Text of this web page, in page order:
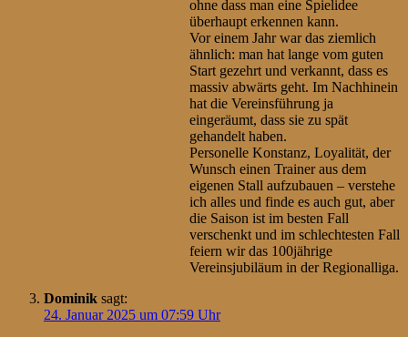
ohne dass man eine Spielidee
überhaupt erkennen kann.
Vor einem Jahr war das ziemlich
ähnlich: man hat lange vom guten
Start gezehrt und verkannt, dass es
massiv abwärts geht. Im Nachhinein
hat die Vereinsführung ja
eingeräumt, dass sie zu spät
gehandelt haben.
Personelle Konstanz, Loyalität, der
Wunsch einen Trainer aus dem
eigenen Stall aufzubauen – verstehe
ich alles und finde es auch gut, aber
die Saison ist im besten Fall
verschenkt und im schlechtesten Fall
feiern wir das 100jährige
Vereinsjubiläum in der Regionalliga.
Dominik sagt:
24. Januar 2025 um 07:59 Uhr